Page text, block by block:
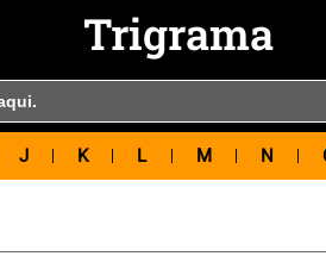
Trigrama
J K L M N